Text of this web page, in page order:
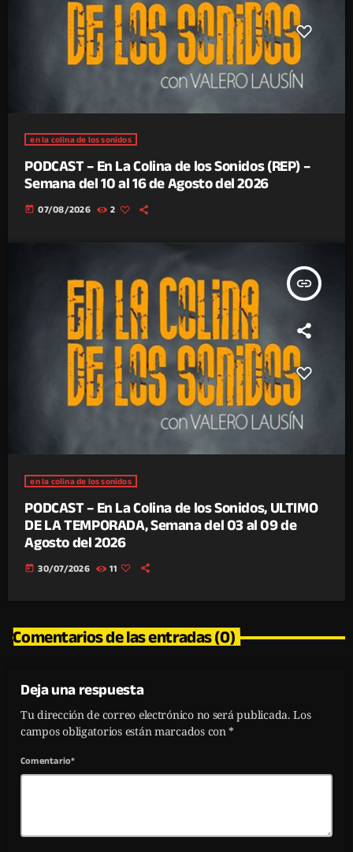
en la colina de los sonidos
PODCAST – En La Colina de los Sonidos (REP) –
Semana del 10 al 16 de Agosto del 2026
today 07/08/2026 2
insert_link
en la colina de los sonidos
PODCAST – En La Colina de los Sonidos, ULTIMO
DE LA TEMPORADA, Semana del 03 al 09 de
Agosto del 2026
today 30/07/2026 11
Comentarios de las entradas (0)
Deja una respuesta
Tu dirección de correo electrónico no será publicada. Los
campos obligatorios están marcados con *
Comentario*